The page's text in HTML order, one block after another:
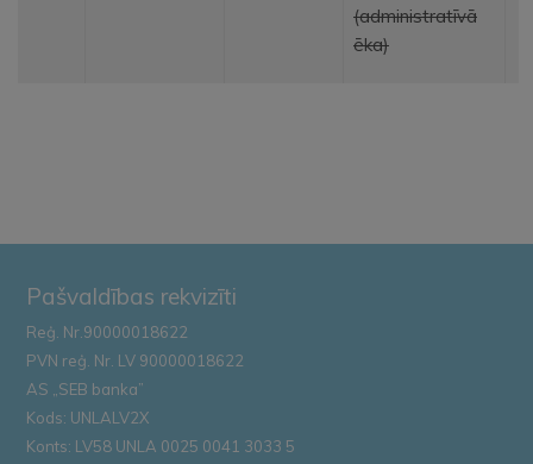
(administratīvā
ēka)
Pašvaldības rekvizīti
Reģ. Nr.90000018622
PVN reģ. Nr. LV 90000018622
AS „SEB banka”
Kods: UNLALV2X
Konts: LV58 UNLA 0025 0041 3033 5